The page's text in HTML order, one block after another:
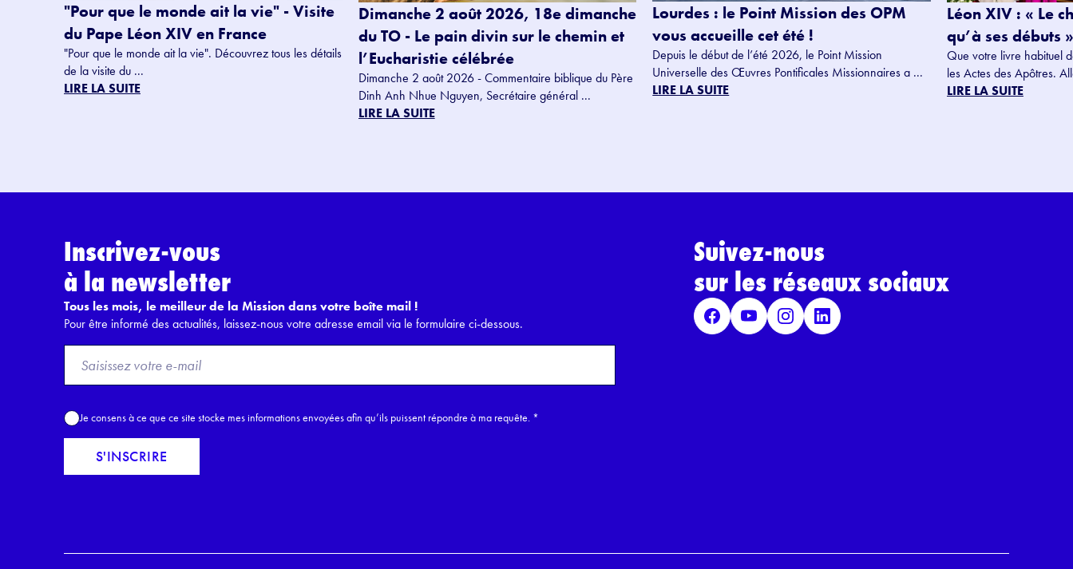
"Pour que le monde ait la vie" - Visite
du Pape Léon XIV en France
"Pour que le monde ait la vie". Découvrez tous les détails
de la visite du ...
LIRE LA SUITE
Dimanche 2 août 2026, 18e dimanche
du TO - Le pain divin sur le chemin et
l’Eucharistie célébrée
Dimanche 2 août 2026 - Commentaire biblique du Père
Dinh Anh Nhue Nguyen, Secrétaire général ...
LIRE LA SUITE
Lourdes : le Point Mission des OPM
vous accueille cet été !
Depuis le début de l’été 2026, le Point Mission
Universelle des Œuvres Pontificales Missionnaires a ...
LIRE LA SUITE
Léon XIV : « Le
qu’à ses débuts
Que votre livre habituel
les Actes des Apôtres.
LIRE LA SUITE
Inscrivez-vous
à la newsletter
Tous les mois, le meilleur de la Mission dans votre boîte mail !
Pour être informé des actualités, laissez-nous votre adresse email via le formulaire ci-dessous.
o
E
m
i
A
c
P
Je consens à ce que ce site stocke mes informations envoyées afin qu’ils puissent répondre à ma requête. *
S'INSCRIRE
Suivez-nous
sur les réseaux sociaux